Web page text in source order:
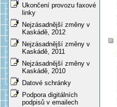
Ukončení provozu faxové
linky
Nejzásadnější změny v
Kaskádě, 2012
Nejzásadnější změny v
Kaskádě, 2011
Nejzásadnější změny v
Kaskádě, 2010
Datové schránky
Podpora digitálních
podpisů v emailech